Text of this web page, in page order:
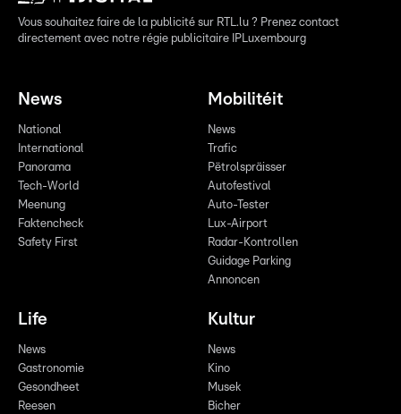
Vous souhaitez faire de la publicité sur RTL.lu ? Prenez contact
directement avec notre régie publicitaire IPLuxembourg
News
National
International
Panorama
Tech-World
Meenung
Faktencheck
Safety First
Mobilitéit
News
Trafic
Pëtrolspräisser
Autofestival
Auto-Tester
Lux-Airport
Radar-Kontrollen
Guidage Parking
Annoncen
Life
News
Gastronomie
Gesondheet
Reesen
Kultur
News
Kino
Musek
Bicher